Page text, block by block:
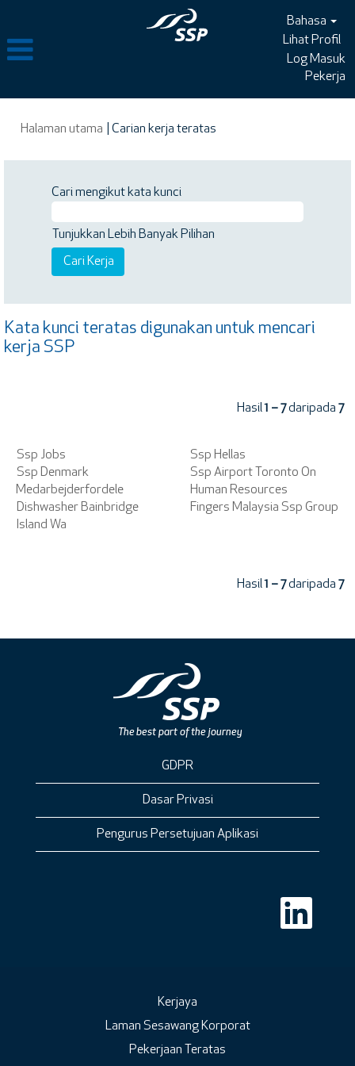
Bahasa
Lihat Profil
Log Masuk
Pekerja
Halaman utama Carian kerja teratas
Cari mengikut kata kunci
Tunjukkan Lebih Banyak Pilihan
Kata kunci teratas digunakan untuk mencari
kerja SSP
Hasil1 – 7daripada 7
Ssp Jobs
Ssp Hellas
Ssp Denmark
Medarbejderfordele
Ssp Airport Toronto On
Human Resources
Dishwasher Bainbridge
Island Wa
Fingers Malaysia Ssp Group
Hasil1 – 7daripada 7
GDPR
Dasar Privasi
Pengurus Persetujuan Aplikasi
B
k
Kerjaya
Laman Sesawang Korporat
Pekerjaan Teratas